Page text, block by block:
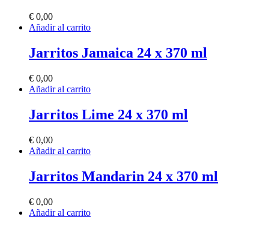
€ 0,00
Añadir al carrito
Jarritos Jamaica 24 x 370 ml
€ 0,00
Añadir al carrito
Jarritos Lime 24 x 370 ml
€ 0,00
Añadir al carrito
Jarritos Mandarin 24 x 370 ml
€ 0,00
Añadir al carrito